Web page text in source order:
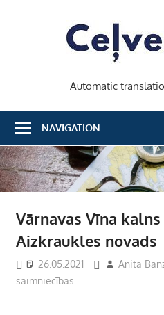
Automatic
NAVIGATION
Vārnavas Vīna kalns
Aizkraukles novads
26.05.2021 Anita
saimniecības